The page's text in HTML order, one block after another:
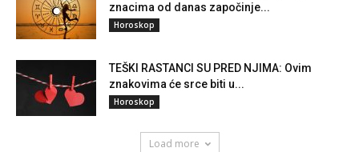
znacima od danas započinje...
Horoskop
TEŠKI RASTANCI SU PRED NJIMA: Ovim
znakovima će srce biti u...
Horoskop
Load more